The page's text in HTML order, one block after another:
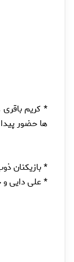
* کریم
ها حضور
* بازیکنان ذوب
* علی دایی و حسین عبدی